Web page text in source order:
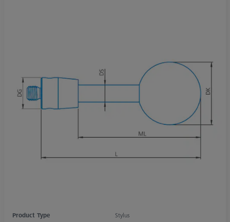
Product Type
Stylus